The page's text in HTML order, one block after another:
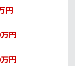
円
円
円